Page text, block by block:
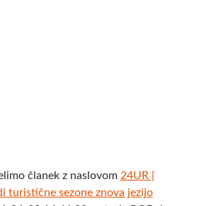
članek z naslovom 24UR |
turistične sezone znova jezijo